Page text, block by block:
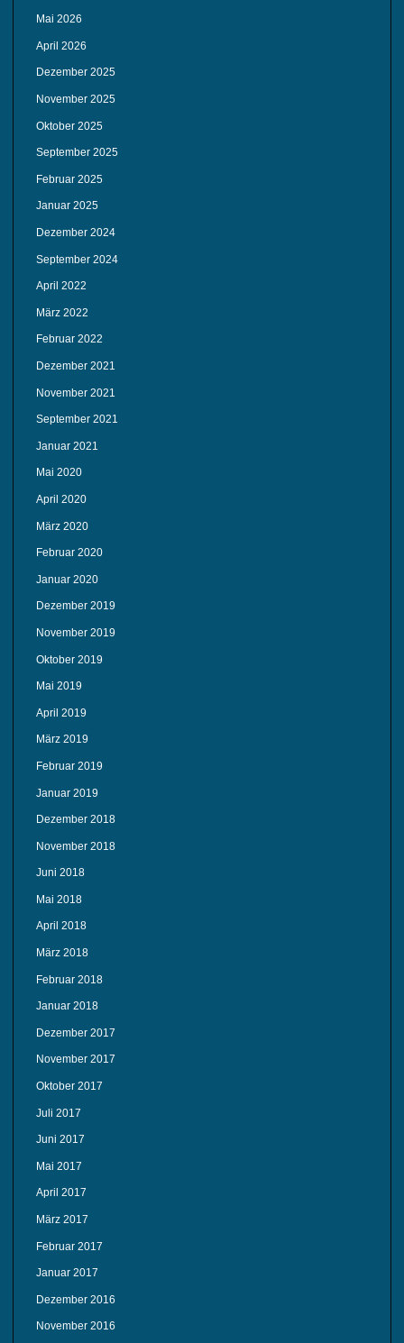
Mai 2026
April 2026
Dezember 2025
November 2025
Oktober 2025
September 2025
Februar 2025
Januar 2025
Dezember 2024
September 2024
April 2022
März 2022
Februar 2022
Dezember 2021
November 2021
September 2021
Januar 2021
Mai 2020
April 2020
März 2020
Februar 2020
Januar 2020
Dezember 2019
November 2019
Oktober 2019
Mai 2019
April 2019
März 2019
Februar 2019
Januar 2019
Dezember 2018
November 2018
Juni 2018
Mai 2018
April 2018
März 2018
Februar 2018
Januar 2018
Dezember 2017
November 2017
Oktober 2017
Juli 2017
Juni 2017
Mai 2017
April 2017
März 2017
Februar 2017
Januar 2017
Dezember 2016
November 2016